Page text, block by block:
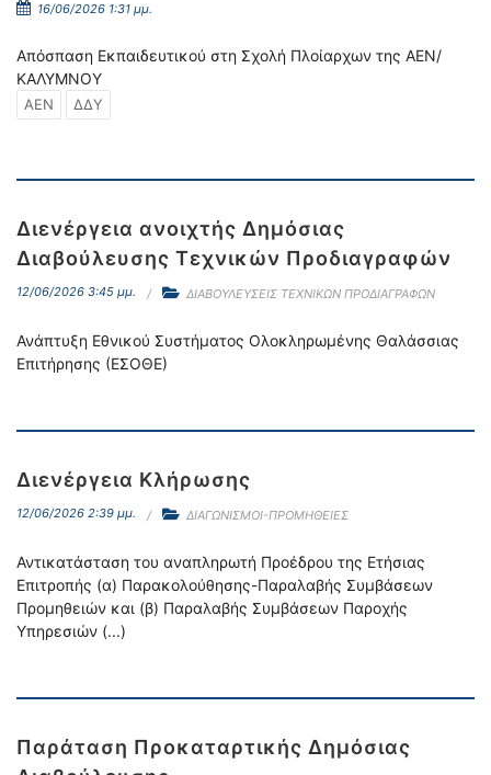
16/06/2026 1:31 μμ.
Απόσπαση Εκπαιδευτικού στη Σχολή Πλοίαρχων της ΑΕΝ/
ΚΑΛΥΜΝΟΥ
ΑΕΝ ΔΔΥ
Διενέργεια ανοιχτής Δημόσιας
Διαβούλευσης Τεχνικών Προδιαγραφών
12/06/2026 3:45 μμ. ΔΙΑΒΟΥΛΕΥΣΕΙΣ ΤΕΧΝΙΚΩΝ ΠΡΟΔΙΑΓΡΑΦΩΝ
Ανάπτυξη Εθνικού Συστήματος Ολοκληρωμένης Θαλάσσιας
Επιτήρησης (ΕΣΟΘΕ)
Διενέργεια Κλήρωσης
12/06/2026 2:39 μμ. ΔΙΑΓΩΝΙΣΜΟΙ-ΠΡΟΜΗΘΕΙΕΣ
Αντικατάσταση του αναπληρωτή Προέδρου της Ετήσιας
Επιτροπής (α) Παρακολούθησης-Παραλαβής Συμβάσεων
Προμηθειών και (β) Παραλαβής Συμβάσεων Παροχής
Υπηρεσιών (...)
Παράταση Προκαταρτικής Δημόσιας